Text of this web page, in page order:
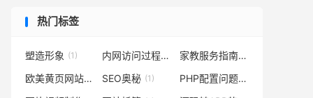
题。
热门标签
塑造形象 (1) 内网访问过程
(1) 家教服务指南或预约方式
欧美黄页网站
(1) SEO奥秘 (1) PHP配置问题解决方案